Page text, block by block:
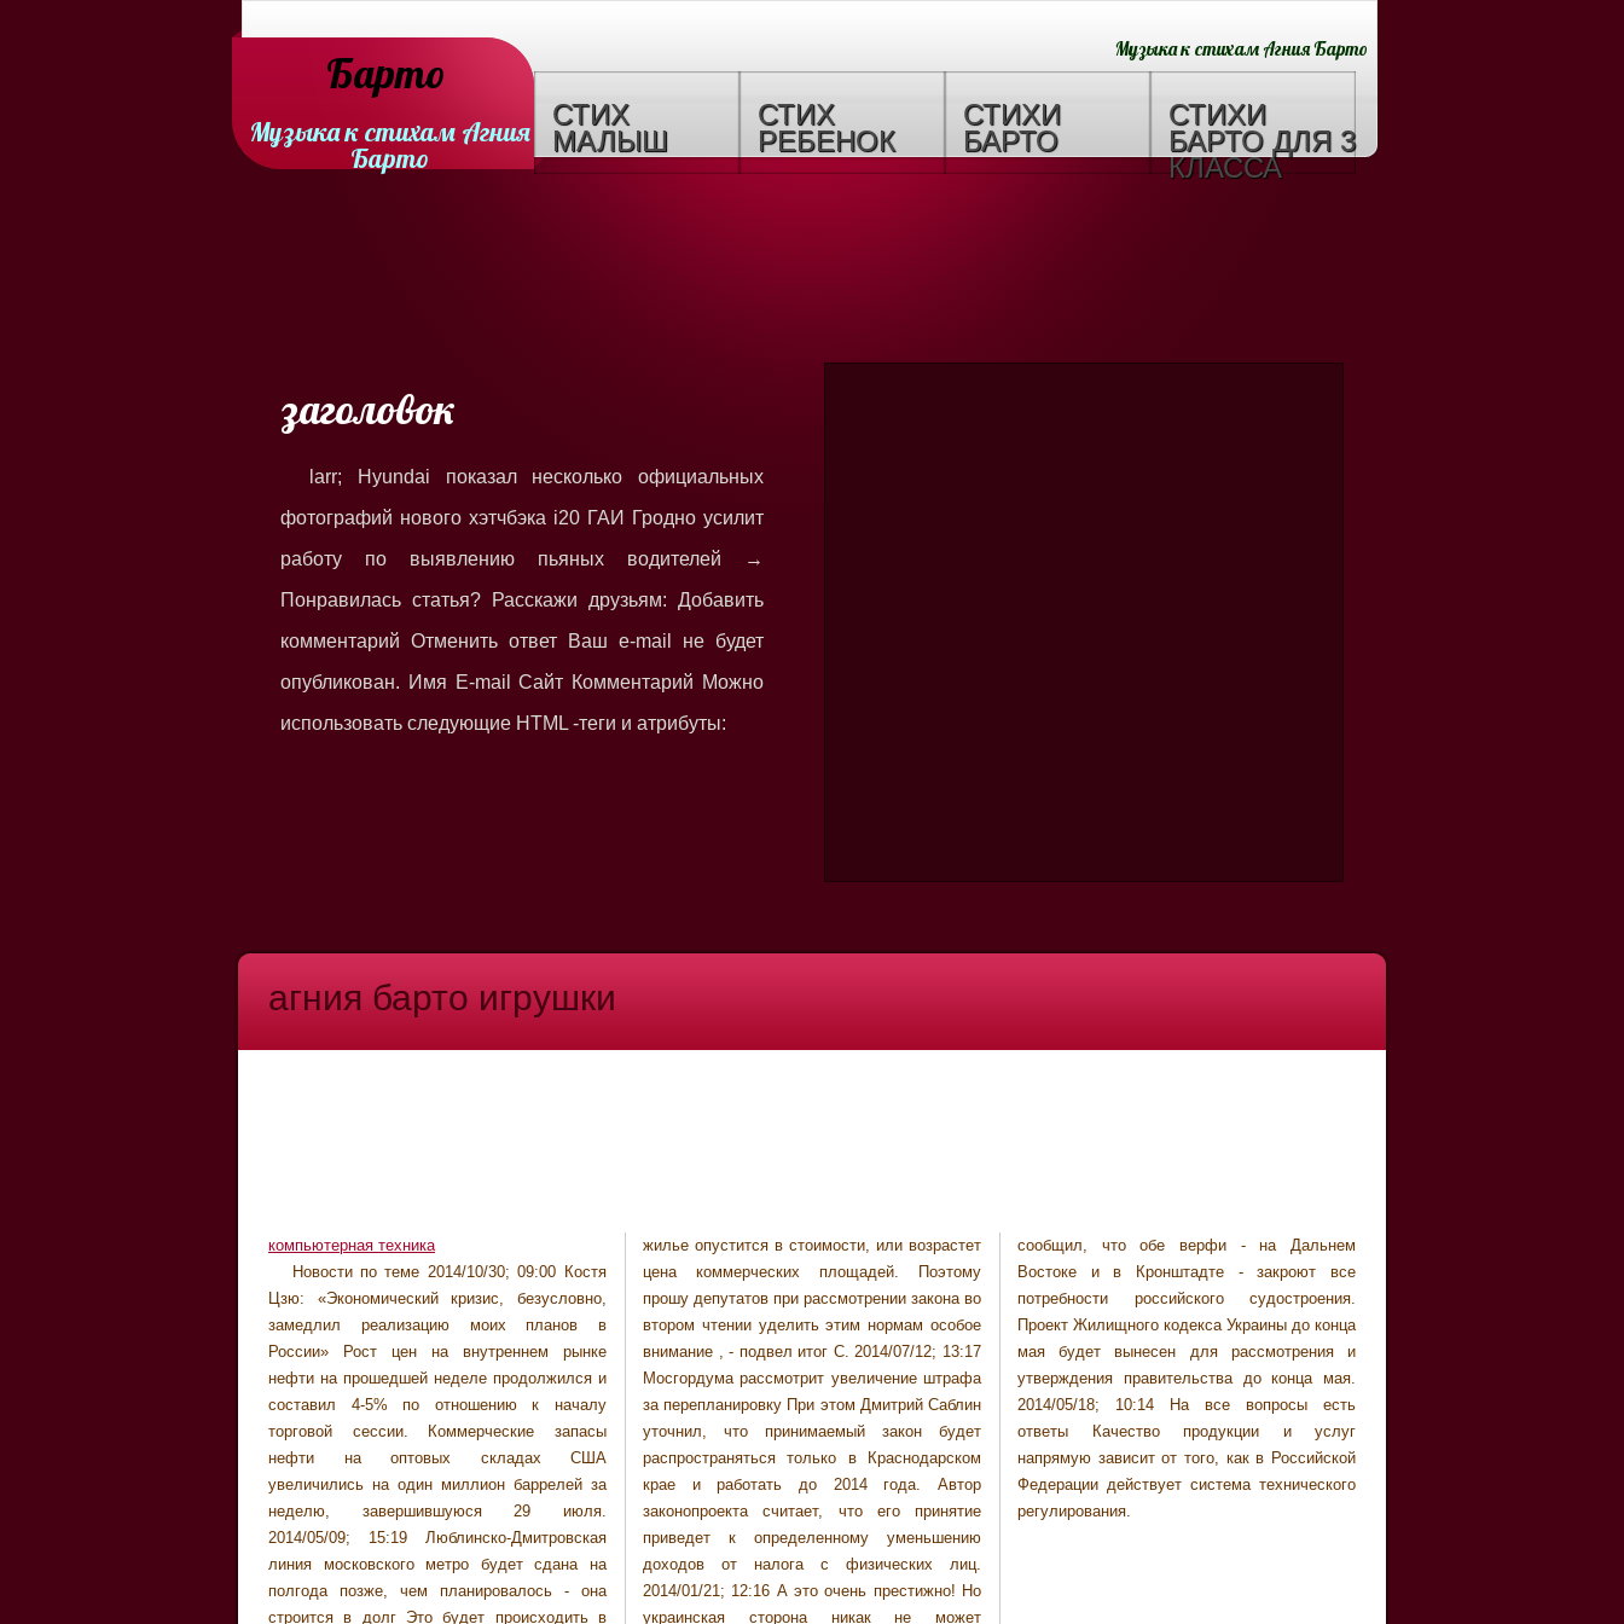
Барто
Музыка к стихам Агния
Барто
Музыка к стихам Агния Барто
СТИХ
МАЛЫШ
СТИХ
РЕБЕНОК
СТИХИ
БАРТО
СТИХИ
БАРТО ДЛЯ 3
КЛАССА
заголовок
larr; Hyundai показал несколько официальных
фотографий нового хэтчбэка i20 ГАИ Гродно усилит
работу по выявлению пьяных водителей →
Понравилась статья? Расскажи друзьям: Добавить
комментарий Отменить ответ Ваш e-mail не будет
опубликован. Имя E-mail Сайт Комментарий Можно
использовать следующие HTML -теги и атрибуты:
агния барто игрушки
компьютерная техника
Новости по теме 2014/10/30; 09:00 Костя
Цзю: «Экономический кризис, безусловно,
замедлил реализацию моих планов в
России» Рост цен на внутреннем рынке
нефти на прошедшей неделе продолжился и
составил 4-5% по отношению к началу
торговой сессии. Коммерческие запасы
нефти на оптовых складах США
увеличились на один миллион баррелей за
неделю, завершившуюся 29 июля.
2014/05/09; 15:19 Люблинско-Дмитровская
линия московского метро будет сдана на
полгода позже, чем планировалось - она
строится в долг Это будет происходить в
жилье опустится в стоимости, или возрастет
цена коммерческих площадей. Поэтому
прошу депутатов при рассмотрении закона во
втором чтении уделить этим нормам особое
внимание , - подвел итог С. 2014/07/12; 13:17
Мосгордума рассмотрит увеличение штрафа
за перепланировку При этом Дмитрий Саблин
уточнил, что принимаемый закон будет
распространяться только в Краснодарском
крае и работать до 2014 года. Автор
законопроекта считает, что его принятие
приведет к определенному уменьшению
доходов от налога с физических лиц.
2014/01/21; 12:16 А это очень престижно! Но
украинская сторона никак не может
сообщил, что обе верфи - на Дальнем
Востоке и в Кронштадте - закроют все
потребности российского судостроения.
Проект Жилищного кодекса Украины до конца
мая будет вынесен для рассмотрения и
утверждения правительства до конца мая.
2014/05/18; 10:14 На все вопросы есть
ответы Качество продукции и услуг
напрямую зависит от того, как в Российской
Федерации действует система технического
регулирования.